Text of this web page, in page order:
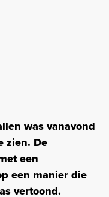
was vanavond
zien. De
een
een manier die
vertoond.